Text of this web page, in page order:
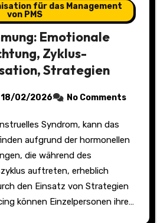
für das Management
von PMS
Emotionale
Zyklus-
Strategien
18/02/2026 No Comments
aufgrund der hormonellen
die während des
auftreten, erheblich
den Einsatz von Strategien
können Einzelpersonen ihre…